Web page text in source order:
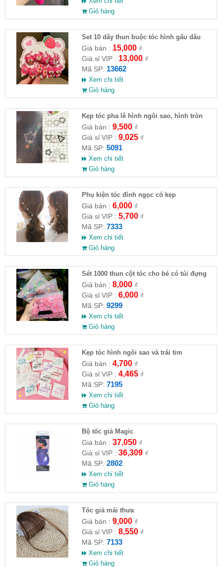
Giỏ hàng
Set 10 dây thun buộc tóc hình gấu dâu
Giá bán : 15,000₫
Giá sỉ VIP : 13,000₫
Mã SP: 13662
Xem chi tiết
Giỏ hàng
Kẹp tóc pha lê hình ngôi sao, hình tròn
Giá bán : 9,500₫
Giá sỉ VIP : 9,025₫
Mã SP: 5091
Xem chi tiết
Giỏ hàng
Phụ kiện tóc đính ngọc có kẹp
Giá bán : 6,000₫
Giá sỉ VIP : 5,700₫
Mã SP: 7333
Xem chi tiết
Giỏ hàng
Sét 1000 thun cột tóc cho bé có túi đựng
Giá bán : 8,000₫
Giá sỉ VIP : 6,000₫
Mã SP: 9299
Xem chi tiết
Giỏ hàng
Kẹp tóc hình ngôi sao và trái tim
Giá bán : 4,700₫
Giá sỉ VIP : 4,465₫
Mã SP: 7195
Xem chi tiết
Giỏ hàng
Bộ tốc giả Magic
Giá bán : 37,050₫
Giá sỉ VIP : 36,309₫
Mã SP: 2802
Xem chi tiết
Giỏ hàng
Tóc giả mái thưa
Giá bán : 9,000₫
Giá sỉ VIP : 8,550₫
Mã SP: 7133
Xem chi tiết
Giỏ hàng